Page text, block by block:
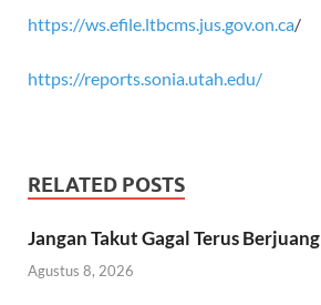
https://ws.efile.ltbcms.jus.gov.on.ca/
https://reports.sonia.utah.edu/
RELATED POSTS
Jangan Takut Gagal Terus Berjuang
Agustus 8, 2026